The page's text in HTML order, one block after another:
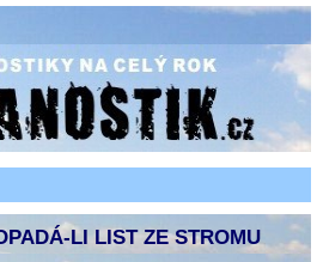
LI LIST ZE STROMU